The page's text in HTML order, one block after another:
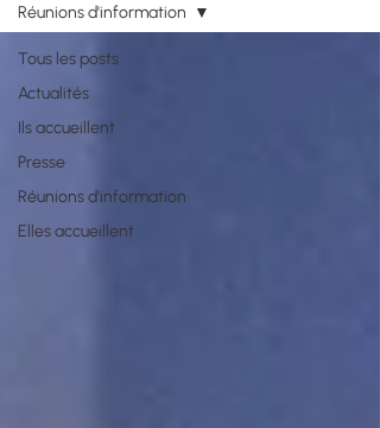
Tous les posts
Actualités
Ils accueillent
Presse
Réunions d'information
Elles accueillent
Réunions d'information